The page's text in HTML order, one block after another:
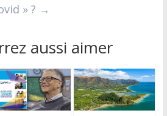
» ? →
aussi aimer